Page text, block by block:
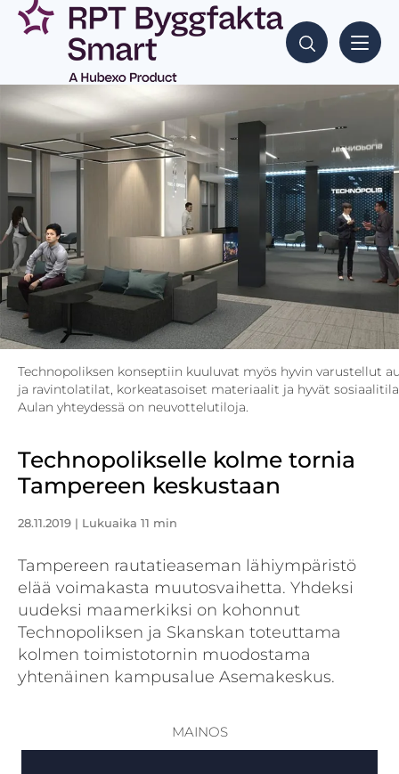
Technopoliksen konseptiin kuuluvat myös hyvin varustellut
ja ravintolatilat, korkeatasoiset materiaalit ja hyvät
Aulan yhteydessä on neuvottelutiloja.
Technopolikselle kolme tornia
Tampereen keskustaan
28.11.2019 | Lukuaika 11 min
Tampereen rautatieaseman lähiympäristö
elää voimakasta muutosvaihetta. Yhdeksi
uudeksi maamerkiksi on kohonnut
Technopoliksen ja Skanskan toteuttama
kolmen toimistotornin muodostama
yhtenäinen kampusalue Asemakeskus.